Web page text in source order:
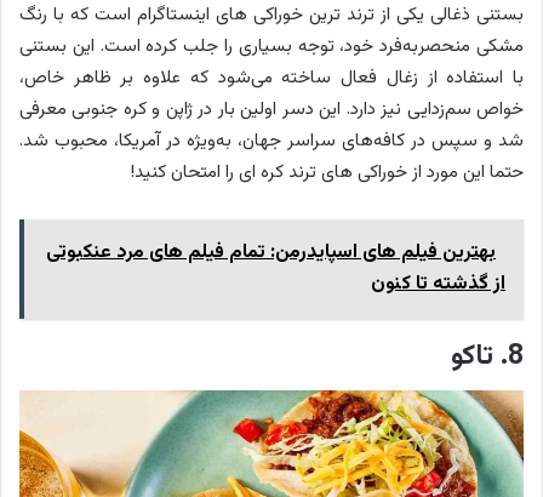
بستنی ذغالی یکی از ترند ترین خوراکی‌ های اینستاگرام است که با رنگ
مشکی منحصربه‌فرد خود، توجه بسیاری را جلب کرده است. این بستنی
با استفاده از زغال فعال ساخته می‌شود که علاوه بر ظاهر خاص،
خواص سم‌زدایی نیز دارد. این دسر اولین بار در ژاپن و کره جنوبی معرفی
شد و سپس در کافه‌های سراسر جهان، به‌ویژه در آمریکا، محبوب شد.
حتما این مورد از خوراکی های ترند کره ای را امتحان کنید!
بهترین فیلم های اسپایدرمن: تمام فیلم های مرد عنکبوتی
از گذشته تا کنون
8. تاکو